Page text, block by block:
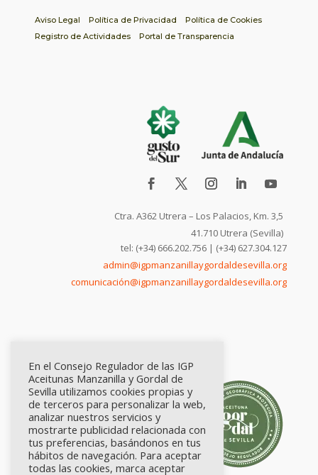
Aviso Legal Política de Privacidad
Política de Cookies
Registro de Actividades
Portal de Transparencia
Ctra. A362 Utrera – Los Palacios, Km. 3,5
41.710 Utrera (Sevilla)
tel: (+34) 666.202.756 | (+34) 627.304.127
admin@igpmanzanillaygordaldesevilla.org
comunicación@igpmanzanillaygordaldesevilla.org
En el Consejo Regulador de las IGP
Aceitunas Manzanilla y Gordal de
Sevilla utilizamos cookies propias y
de terceros para personalizar la web,
analizar nuestros servicios y
mostrarte publicidad relacionada con
tus preferencias, basándonos en tus
hábitos de navegación. Para aceptar
todas las cookies, marca aceptar